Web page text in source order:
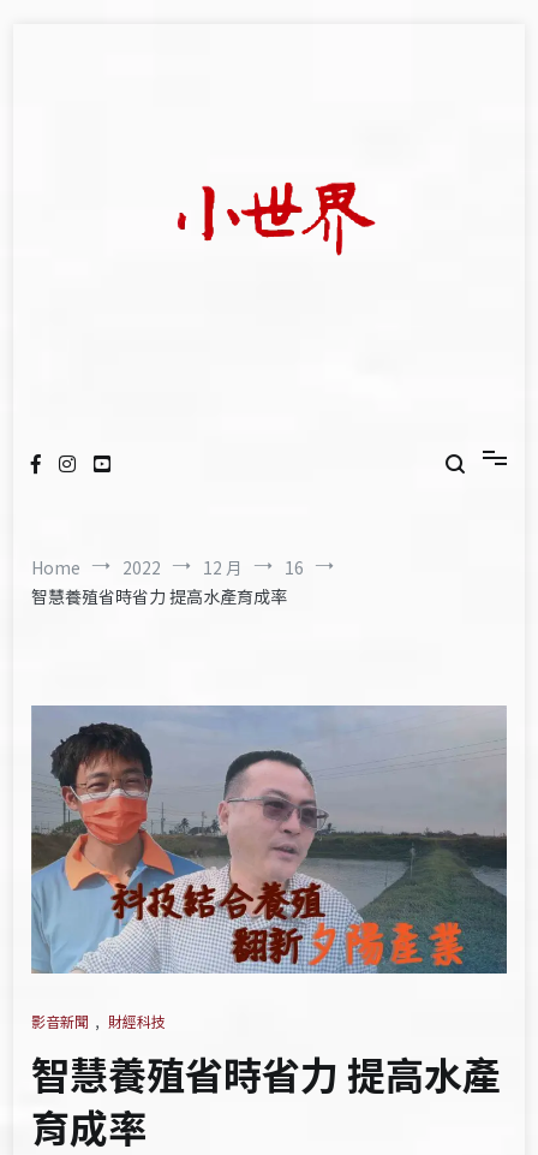
Home 2022 12 月
16
智慧養殖省時省力 提高水產育成率
影音新聞 , 財經科技
智慧養殖省時省力 提高水產
育成率